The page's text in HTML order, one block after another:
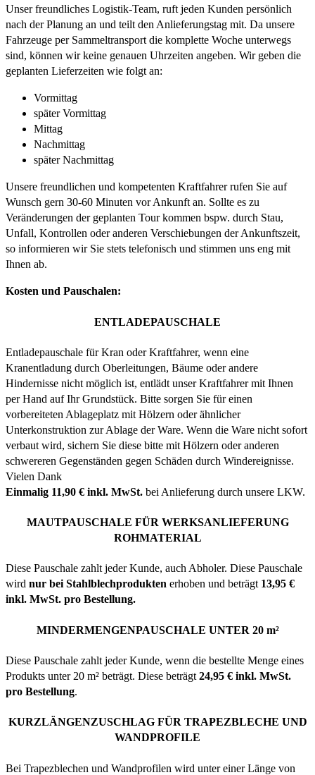
Unser freundliches Logistik-Team, ruft jeden Kunden persönlich
nach der Planung an und teilt den Anlieferungstag mit. Da unsere
Fahrzeuge per Sammeltransport die komplette Woche unterwegs
sind, können wir keine genauen Uhrzeiten angeben. Wir geben die
geplanten Lieferzeiten wie folgt an:
Vormittag
später Vormittag
Mittag
Nachmittag
später Nachmittag
Unsere freundlichen und kompetenten Kraftfahrer rufen Sie auf
Wunsch gern 30-60 Minuten vor Ankunft an. Sollte es zu
Veränderungen der geplanten Tour kommen bspw. durch Stau,
Unfall, Kontrollen oder anderen Verschiebungen der Ankunftszeit,
so informieren wir Sie stets telefonisch und stimmen uns eng mit
Ihnen ab.
Kosten und Pauschalen:
ENTLADEPAUSCHALE
Entladepauschale für Kran oder Kraftfahrer, wenn eine
Kranentladung durch Oberleitungen, Bäume oder andere
Hindernisse nicht möglich ist, entlädt unser Kraftfahrer mit Ihnen
per Hand auf Ihr Grundstück. Bitte sorgen Sie für einen
vorbereiteten Ablageplatz mit Hölzern oder ähnlicher
Unterkonstruktion zur Ablage der Ware. Wenn die Ware nicht sofort
verbaut wird, sichern Sie diese bitte mit Hölzern oder anderen
schwereren Gegenständen gegen Schäden durch Windereignisse.
Vielen Dank
Einmalig 11,90 € inkl. MwSt. bei Anlieferung durch unsere LKW.
MAUTPAUSCHALE FÜR WERKSANLIEFERUNG
ROHMATERIAL
Diese Pauschale zahlt jeder Kunde, auch Abholer. Diese Pauschale
wird nur bei Stahlblechprodukten erhoben und beträgt 13,95 €
inkl. MwSt. pro Bestellung.
MINDERMENGENPAUSCHALE UNTER 20 m²
Diese Pauschale zahlt jeder Kunde, wenn die bestellte Menge eines
Produkts unter 20 m² beträgt. Diese beträgt 24,95 € inkl. MwSt.
pro Bestellung.
KURZLÄNGENZUSCHLAG FÜR TRAPEZBLECHE UND
WANDPROFILE
Bei Trapezblechen und Wandprofilen wird unter einer Länge von